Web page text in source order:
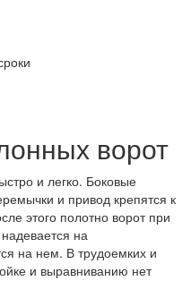
ворот
и легко. Боковые
и привод крепятся к
этого полотно ворот при
на
на нем. В трудоемких и
и выравниванию нет